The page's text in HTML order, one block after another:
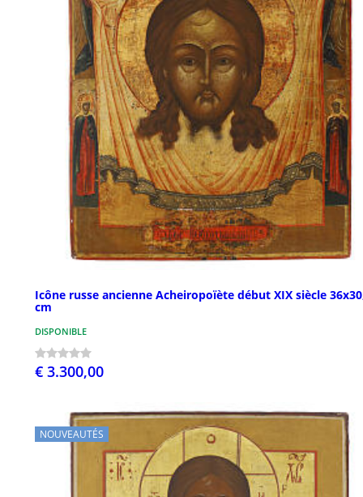
Icône russe ancienne Acheiropoïète début XIX siècle
cm
DISPONIBLE
€ 3.300,00
NOUVEAUTÉS